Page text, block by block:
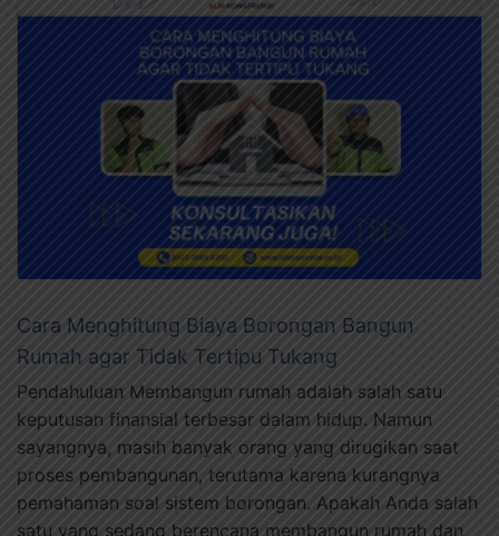
Cara Menghitung Biaya Borongan Bangun
Rumah agar Tidak Tertipu Tukang
Pendahuluan Membangun rumah adalah salah satu
keputusan finansial terbesar dalam hidup. Namun
sayangnya, masih banyak orang yang dirugikan saat
proses pembangunan, terutama karena kurangnya
pemahaman soal sistem borongan. Apakah Anda salah
satu yang sedang berencana membangun rumah dan